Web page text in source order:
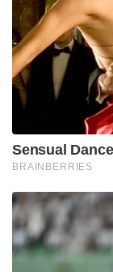
എന്നാണ്.
കാഴ്ചവച്ചാലും,
പക്ഷേ,
പ്രതീക്ഷയുണ്ട്.
ഒരാളെ
നിങ്ങൾ
ശതമാനവും
ബാക്കിയുള്ള